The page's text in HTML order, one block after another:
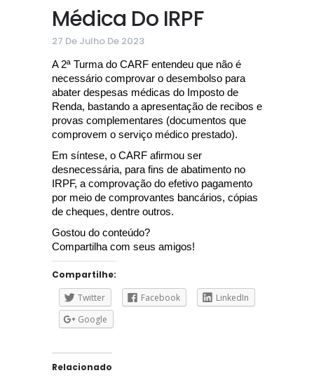
Médica Do IRPF
27 De Julho De 2023
A 2ª Turma do CARF entendeu que não é
necessário comprovar o desembolso para
abater despesas médicas do Imposto de
Renda, bastando a apresentação de recibos e
provas complementares (documentos que
comprovem o serviço médico prestado).
Em síntese, o CARF afirmou ser
desnecessária, para fins de abatimento no
IRPF, a comprovação do efetivo pagamento
por meio de comprovantes bancários, cópias
de cheques, dentre outros.
Gostou do conteúdo?
Compartilha com seus amigos!
Compartilhe:
Twitter
Facebook
LinkedIn
Google
Relacionado